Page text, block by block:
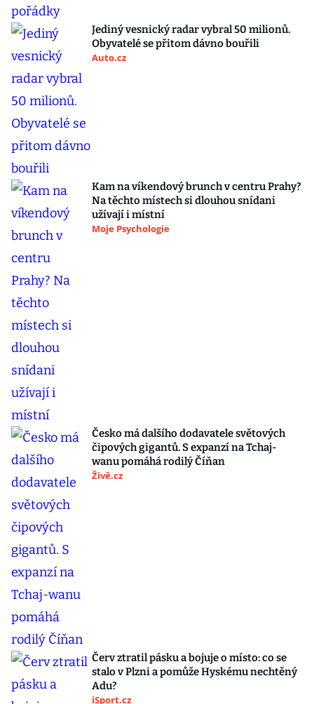
Jediný vesnický radar vybral 50 milionů.
Obyvatelé se přitom dávno bouřili
Auto.cz
Kam na víkendový brunch v centru Prahy?
Na těchto místech si dlouhou snídani
užívají i místní
Moje Psychologie
Česko má dalšího dodavatele světových
čipových gigantů. S expanzí na Tchaj-
wanu pomáhá rodilý Číňan
Živě.cz
Červ ztratil pásku a bojuje o místo: co se
stalo v Plzni a pomůže Hyskému nechtěný
Adu?
iSport.cz